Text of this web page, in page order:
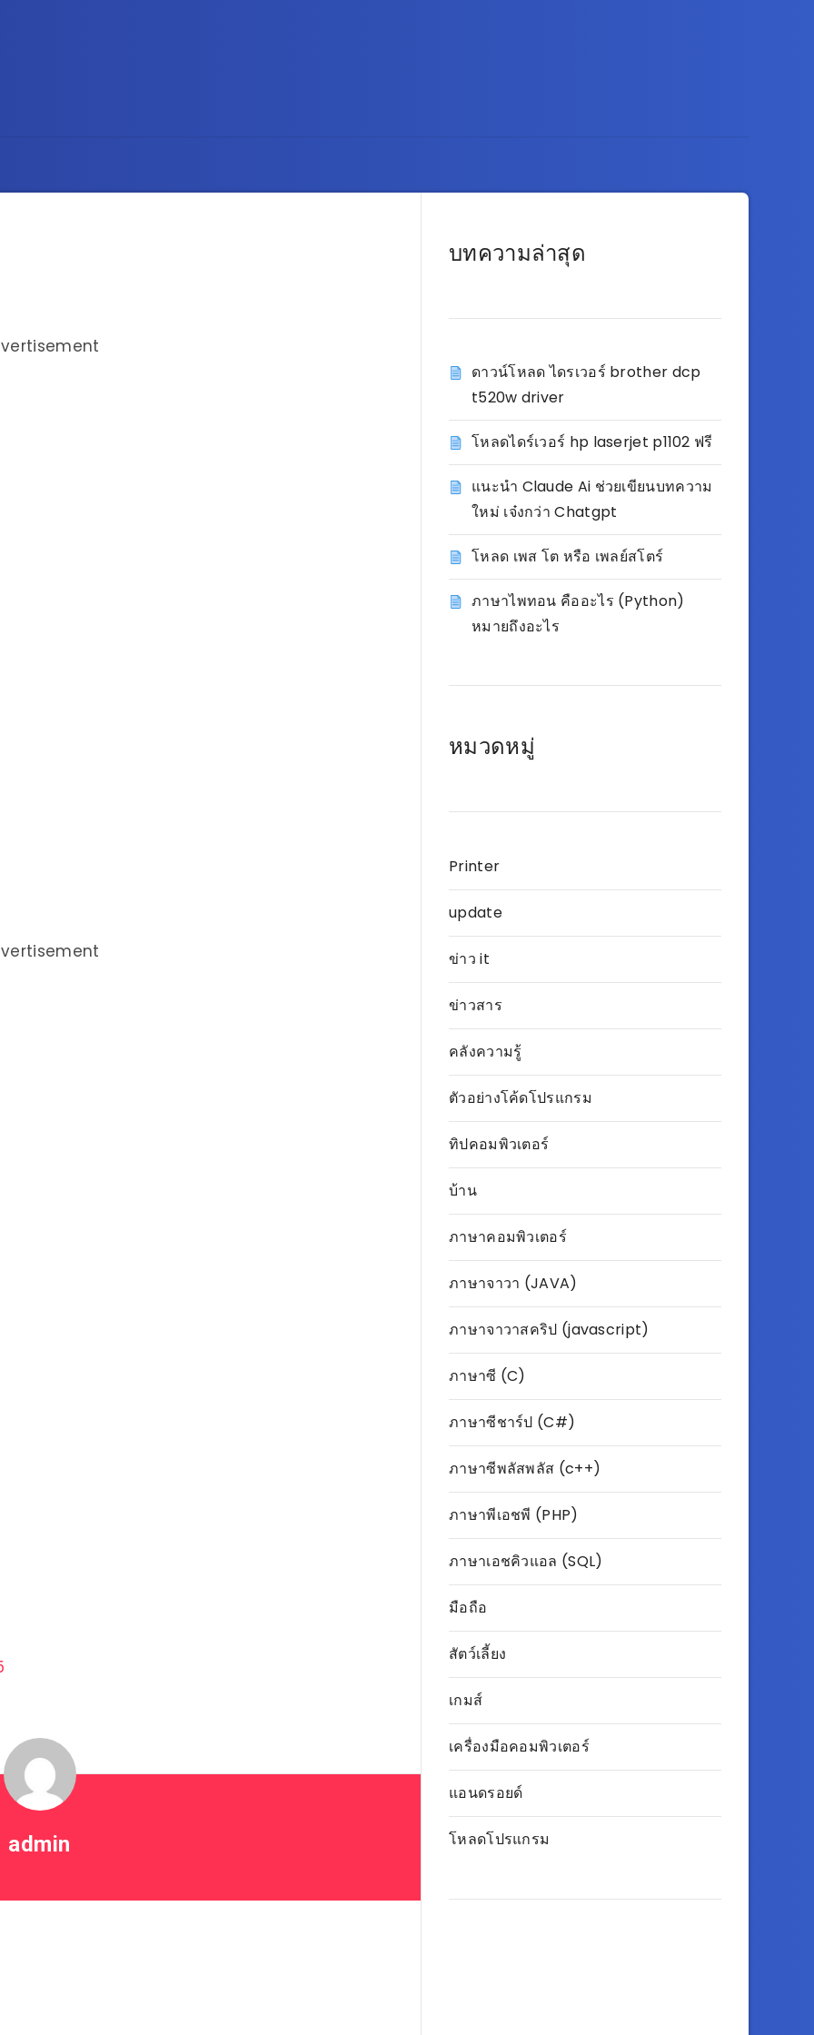
admin
บทความล่าสุด
ดาวน์โหลด ไดรเวอร์ brother dcp
t520w driver
โหลดไดร์เวอร์ hp laserjet p1102 ฟรี
แนะนำ Claude Ai ช่วยเขียนบทความ
ใหม่ เจ๋งกว่า Chatgpt
โหลด เพส โต หรือ เพลย์สโตร์
ภาษาไพทอน คืออะไร (Python)
หมายถึงอะไร
หมวดหมู่
Printer
update
ข่าว it
ข่าวสาร
คลังความรู้
ตัวอย่างโค้ดโปรแกรม
ทิปคอมพิวเตอร์
บ้าน
ภาษาคอมพิวเตอร์
ภาษาจาวา (JAVA)
ภาษาจาวาสคริป (javascript)
ภาษาซี (C)
ภาษาซีชาร์ป (C#)
ภาษาซีพลัสพลัส (c++)
ภาษาพีเอชพี (PHP)
ภาษาเอชคิวแอล (SQL)
มือถือ
สัตว์เลี้ยง
เกมส์
เครื่องมือคอมพิวเตอร์
แอนดรอยด์
โหลดโปรแกรม